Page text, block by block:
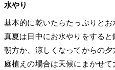
水やり
基本的に乾いたらたっぷりとお
真夏は日中にお水やりをする
朝方か、涼しくなってからの夕
庭植えの場合は天候にまかせ